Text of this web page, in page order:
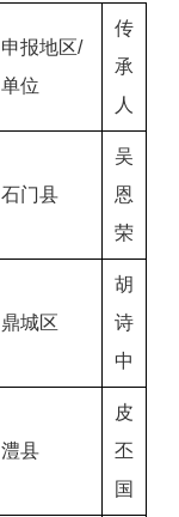
申报地区/
单位
传
承
人
石门县
吴
恩
荣
鼎城区
胡
诗
中
澧县
皮
丕
国